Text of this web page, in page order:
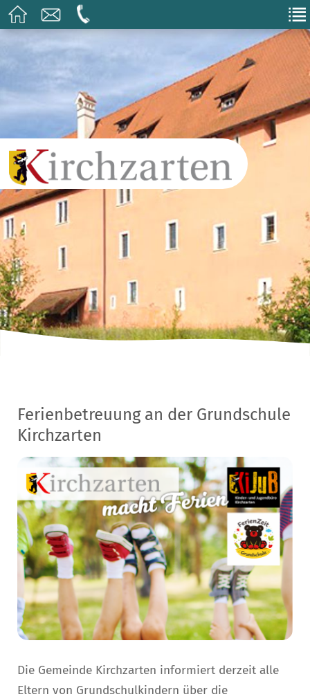
Ferienbetreuung an der Grundschule
Kirchzarten
Die Gemeinde Kirchzarten informiert derzeit alle
Eltern von Grundschulkindern über die